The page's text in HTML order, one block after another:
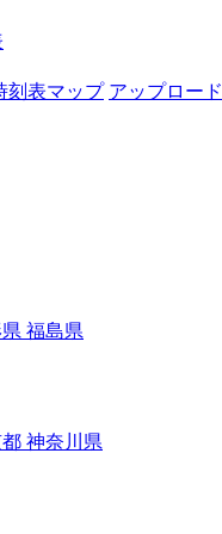
刻表マップ アップロード
福島県
神奈川県